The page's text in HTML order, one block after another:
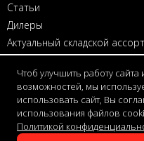
Статьи
Дилеры
Актуальный складской
Контакты
E-mail:
info@bm-corp.ru
Чтоб улучшить работу
возможностей, мы
использовать сайт, Вы
использования файлов
Политикой